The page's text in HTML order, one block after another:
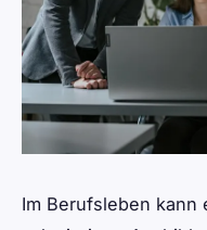
Im Berufsleben kann